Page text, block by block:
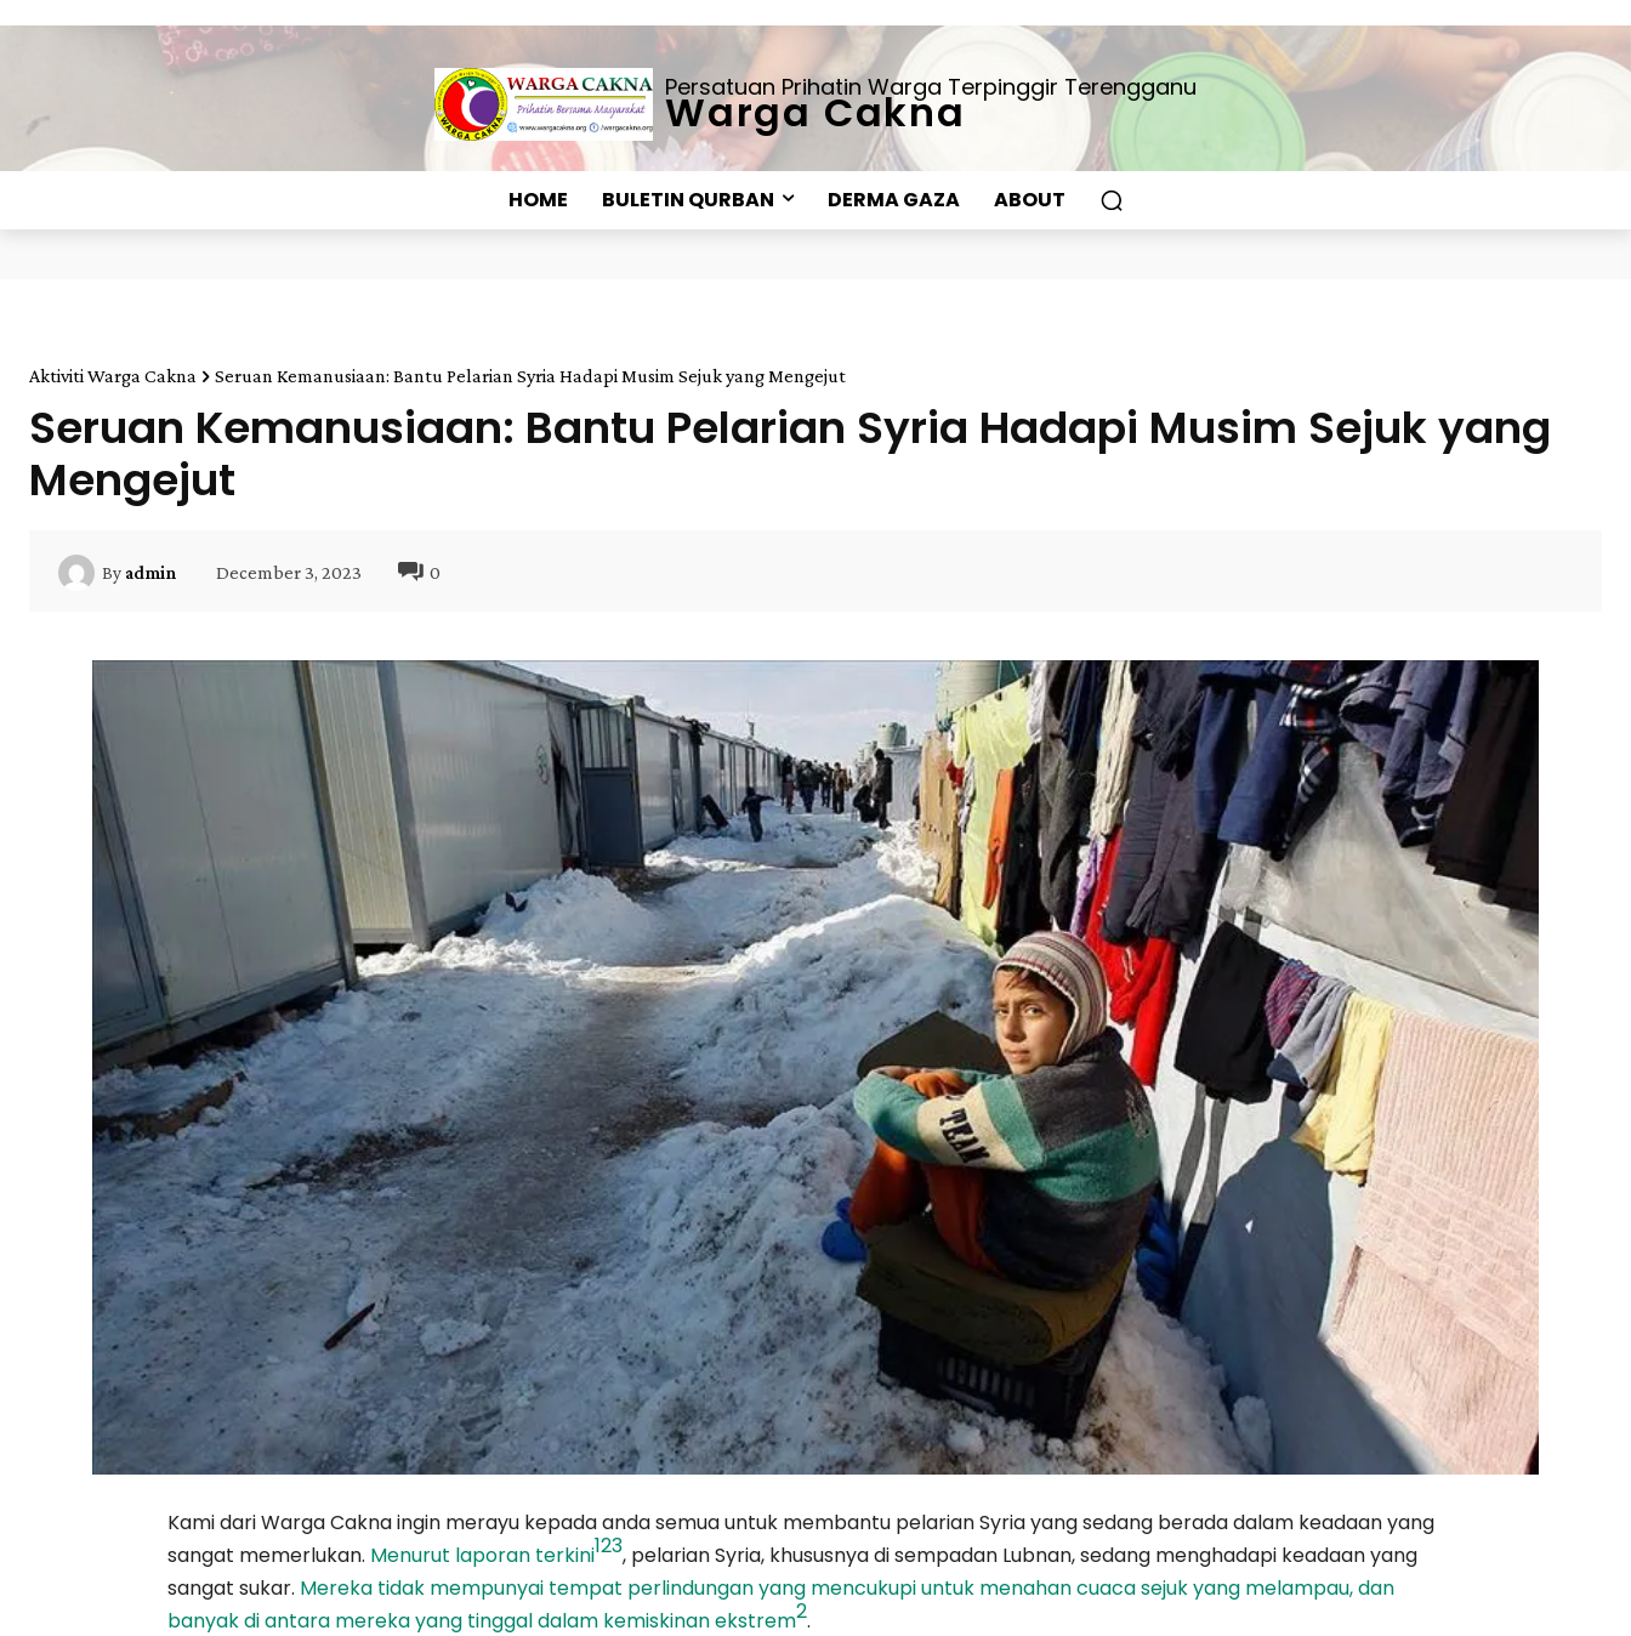
Persatuan Prihatin Warga Terpinggir Terengganu
Warga Cakna
HOME BULETIN QURBAN DERMA GAZA ABOUT
Aktiviti Warga Cakna Seruan Kemanusiaan: Bantu Pelarian Syria Hadapi Musim Sejuk yang Mengejut
Seruan Kemanusiaan: Bantu Pelarian Syria Hadapi Musim Sejuk yang
Mengejut
By admin December 3, 2023 0
Kami dari Warga Cakna ingin merayu kepada anda semua untuk membantu pelarian Syria yang sedang berada dalam keadaan yang
sangat memerlukan. Menurut laporan terkini123, pelarian Syria, khususnya di sempadan Lubnan, sedang menghadapi keadaan yang
sangat sukar. Mereka tidak mempunyai tempat perlindungan yang mencukupi untuk menahan cuaca sejuk yang melampau, dan
banyak di antara mereka yang tinggal dalam kemiskinan ekstrem2.